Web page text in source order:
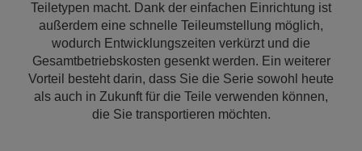
Teiletypen macht. Dank der einfachen Einrichtung ist
außerdem eine schnelle Teileumstellung möglich,
wodurch Entwicklungszeiten verkürzt und die
Gesamtbetriebskosten gesenkt werden. Ein weiterer
Vorteil besteht darin, dass Sie die Serie sowohl heute
als auch in Zukunft für die Teile verwenden können,
die Sie transportieren möchten.